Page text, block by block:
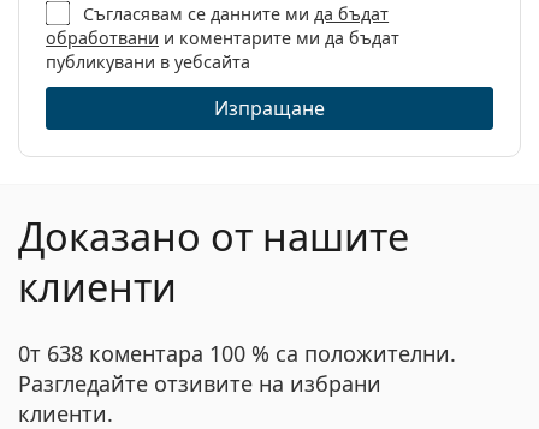
Съгласявам се данните ми да бъдат
обработвани и коментарите ми да бъдат
публикувани в уебсайта
Изпращане
Доказано от нашите
клиенти
0т 638 коментара 100 % са положителни.
Разгледайте отзивите на избрани
клиенти.